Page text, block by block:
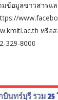
ข้อมูลข่าวสารแ
หรือ
329-8000